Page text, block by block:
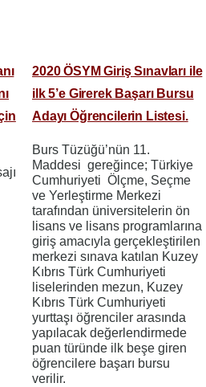
2020 ÖSYM Giriş Sınavları ile
ilk 5’e Girerek Başarı Bursu
Adayı Öğrencilerin Listesi.
Burs Tüzüğü’nün 11.
Maddesi gereğince; Türkiye
Cumhuriyeti Ölçme, Seçme
ve Yerleştirme Merkezi
tarafından üniversitelerin ön
lisans ve lisans programlarına
giriş amacıyla gerçekleştirilen
merkezi sınava katılan Kuzey
Kıbrıs Türk Cumhuriyeti
liselerinden mezun, Kuzey
Kıbrıs Türk Cumhuriyeti
yurttaşı öğrenciler arasında
yapılacak değerlendirmede
puan türünde ilk beşe giren
öğrencilere başarı bursu
verilir.